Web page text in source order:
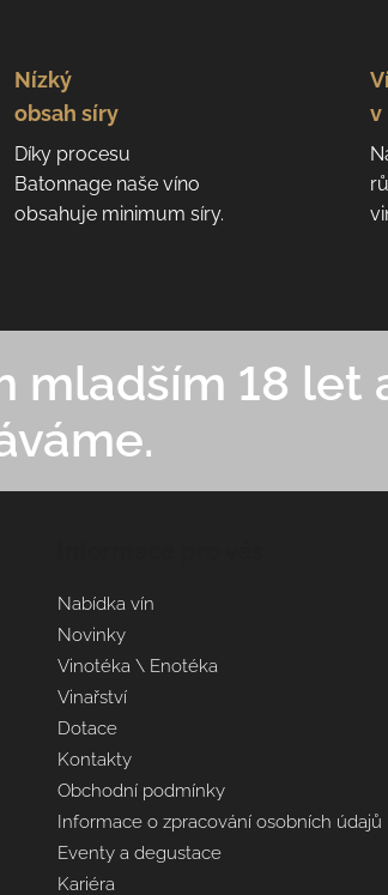
Nízký
obsah síry
Díky procesu
Batonnage naše víno
obsahuje minimum síry.
v
mladším 18 let
Nabídka vín
Novinky
Vinotéka \ Enotéka
Vinařství
Dotace
Kontakty
Obchodní podmínky
Informace o zpracování osobních údajů
Eventy a degustace
Kariéra